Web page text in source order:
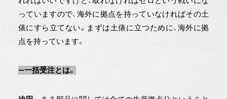
っていますので、海外に拠点を持っていなければその土
俵にすら立てない。まずは土俵に立つために、海外に拠
点を持っています。
―一括受注とは。